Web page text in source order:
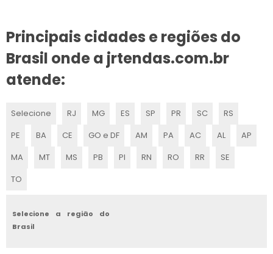
MONTADORA DE STANDS
EMPRESAS MONTADORAS DE STANDS
MONTAGEM DE STANDS SP
EMPRESA DE MONTAGEM DE ESTANDES
VENDA DE STANDS PARA FEIRAS
Principais cidades e regiões do
Brasil onde a jrtendas.com.br
atende:
Selecione RJ MG ES SP PR SC
RS
PE
BA CE GO e DF AM PA AC AL
AP
MA
MT MS PB PI RN RO RR
SE
TO
Selecione a região do
Brasil